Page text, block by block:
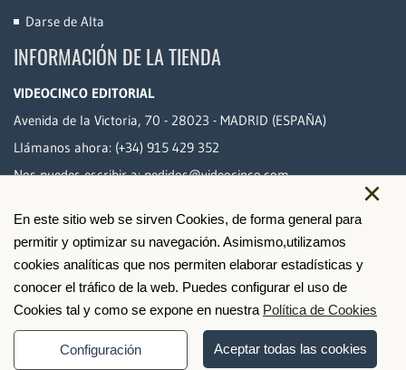
×
En este sitio web se sirven Cookies, de forma general para
permitir y optimizar su navegación. Asimismo,utilizamos
cookies analíticas que nos permiten elaborar estadísticas y
conocer el tráfico de la web. Puedes configurar el uso de
Cookies tal y como se expone en nuestra Política de Cookies
Configuración Aceptar todas las cookies
Darse de Alta
INFORMACIÓN DE LA TIENDA
VIDEOCINCO EDITORIAL
Avenida de la Victoria, 70 - 28023 - MADRID (ESPAÑA)
Llámanos ahora: (+34) 915 429 352
Nos puedes escribir a:pedidos@videocinco.com
PAGO SEGURO